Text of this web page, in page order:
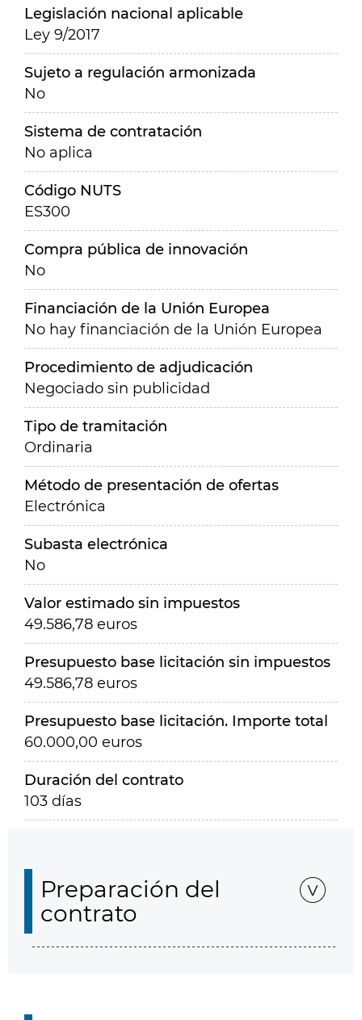
Legislación nacional aplicable
Ley 9/2017
Sujeto a regulación armonizada
No
Sistema de contratación
No aplica
Código NUTS
ES300
Compra pública de innovación
No
Financiación de la Unión Europea
No hay financiación de la Unión Europea
Procedimiento de adjudicación
Negociado sin publicidad
Tipo de tramitación
Ordinaria
Método de presentación de ofertas
Electrónica
Subasta electrónica
No
Valor estimado sin impuestos
49.586,78 euros
Presupuesto base licitación sin impuestos
49.586,78 euros
Presupuesto base licitación. Importe total
60.000,00 euros
Duración del contrato
103 días
Preparación del
contrato